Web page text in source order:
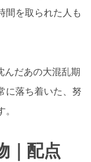
間を取られた人も
んだあの大混乱期
に落ち着いた、努
｜配点